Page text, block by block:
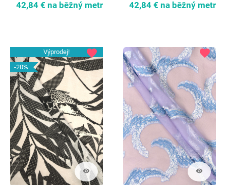
42,84 € na běžný metr
42,84 € na běžný metr
Výprodej!
-20%
visibility
favorite
visibility
favorite